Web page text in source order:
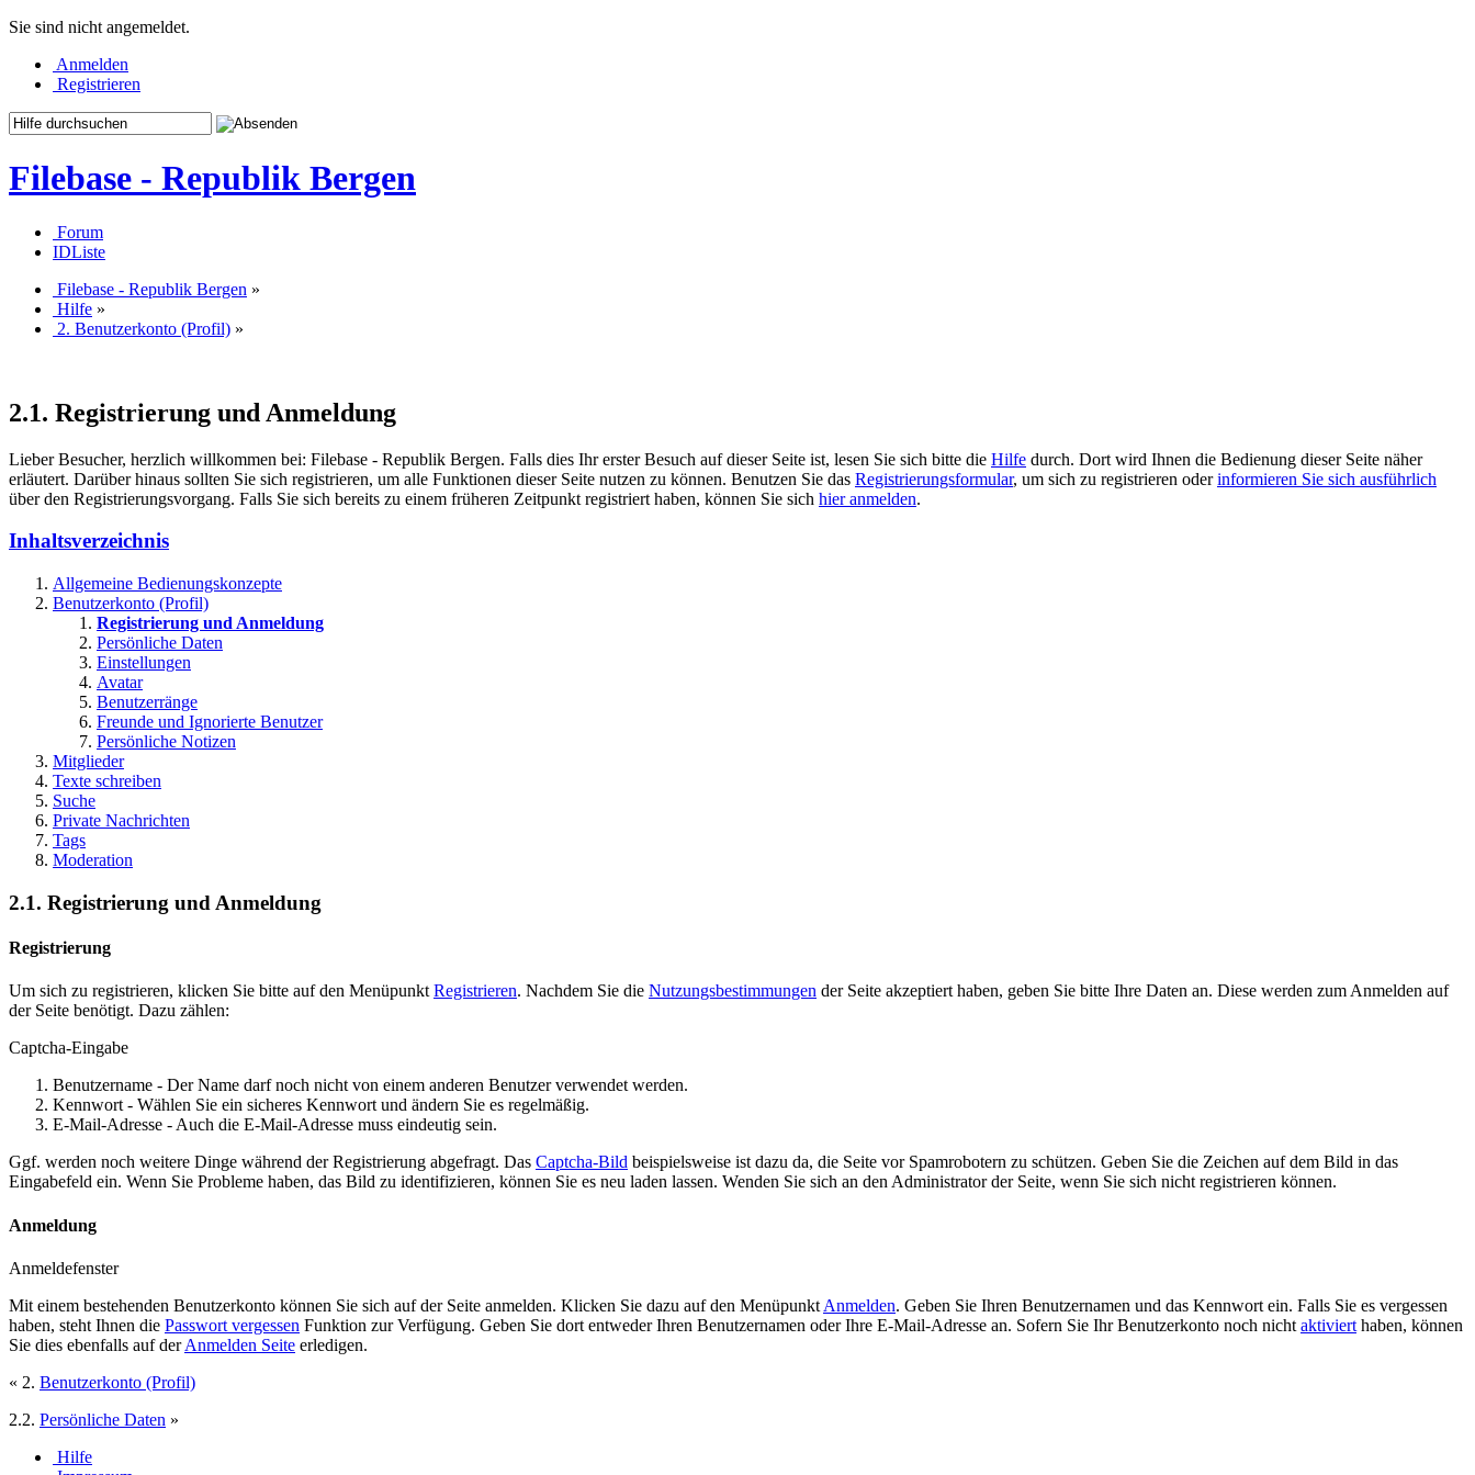
Sie sind nicht angemeldet.
Anmelden
Registrieren
Filebase - Republik Bergen
Forum
IDListe
Filebase - Republik Bergen »
Hilfe »
2. Benutzerkonto (Profil) »
2.1. Registrierung und Anmeldung
Lieber Besucher, herzlich willkommen bei: Filebase - Republik Bergen. Falls dies Ihr erster Besuch auf dieser Seite ist, lesen Sie sich bitte die Hilfe durch. Dort wird Ihnen die Bedienung dieser Seite näher
erläutert. Darüber hinaus sollten Sie sich registrieren, um alle Funktionen dieser Seite nutzen zu können. Benutzen Sie das Registrierungsformular, um sich zu registrieren oderinformieren Sie sich ausführlich
über den Registrierungsvorgang. Falls Sie sich bereits zu einem früheren Zeitpunkt registriert haben, können Sie sich hier anmelden.
Inhaltsverzeichnis
Allgemeine Bedienungskonzepte
Benutzerkonto (Profil)
Registrierung und Anmeldung
Persönliche Daten
Einstellungen
Avatar
Benutzerränge
Freunde und Ignorierte Benutzer
Persönliche Notizen
Mitglieder
Texte schreiben
Suche
Private Nachrichten
Tags
Moderation
2.1. Registrierung und Anmeldung
Registrierung
Um sich zu registrieren, klicken Sie bitte auf den Menüpunkt Registrieren. Nachdem Sie die Nutzungsbestimmungen der Seite akzeptiert haben, geben Sie bitte Ihre Daten an. Diese werden zum Anmelden auf
der Seite benötigt. Dazu zählen:
Captcha-Eingabe
Benutzername - Der Name darf noch nicht von einem anderen Benutzer verwendet werden.
Kennwort - Wählen Sie ein sicheres Kennwort und ändern Sie es regelmäßig.
E-Mail-Adresse - Auch die E-Mail-Adresse muss eindeutig sein.
Ggf. werden noch weitere Dinge während der Registrierung abgefragt. Das Captcha-Bild beispielsweise ist dazu da, die Seite vor Spamrobotern zu schützen. Geben Sie die Zeichen auf dem Bild in das
Eingabefeld ein. Wenn Sie Probleme haben, das Bild zu identifizieren, können Sie es neu laden lassen. Wenden Sie sich an den Administrator der Seite, wenn Sie sich nicht registrieren können.
Anmeldung
Anmeldefenster
Mit einem bestehenden Benutzerkonto können Sie sich auf der Seite anmelden. Klicken Sie dazu auf den Menüpunkt Anmelden. Geben Sie Ihren Benutzernamen und das Kennwort ein. Falls Sie es vergessen
haben, steht Ihnen die Passwort vergessen Funktion zur Verfügung. Geben Sie dort entweder Ihren Benutzernamen oder Ihre E-Mail-Adresse an. Sofern Sie Ihr Benutzerkonto noch nicht aktiviert haben, können
Sie dies ebenfalls auf derAnmelden Seite erledigen.
« 2. Benutzerkonto (Profil)
2.2. Persönliche Daten »
Hilfe